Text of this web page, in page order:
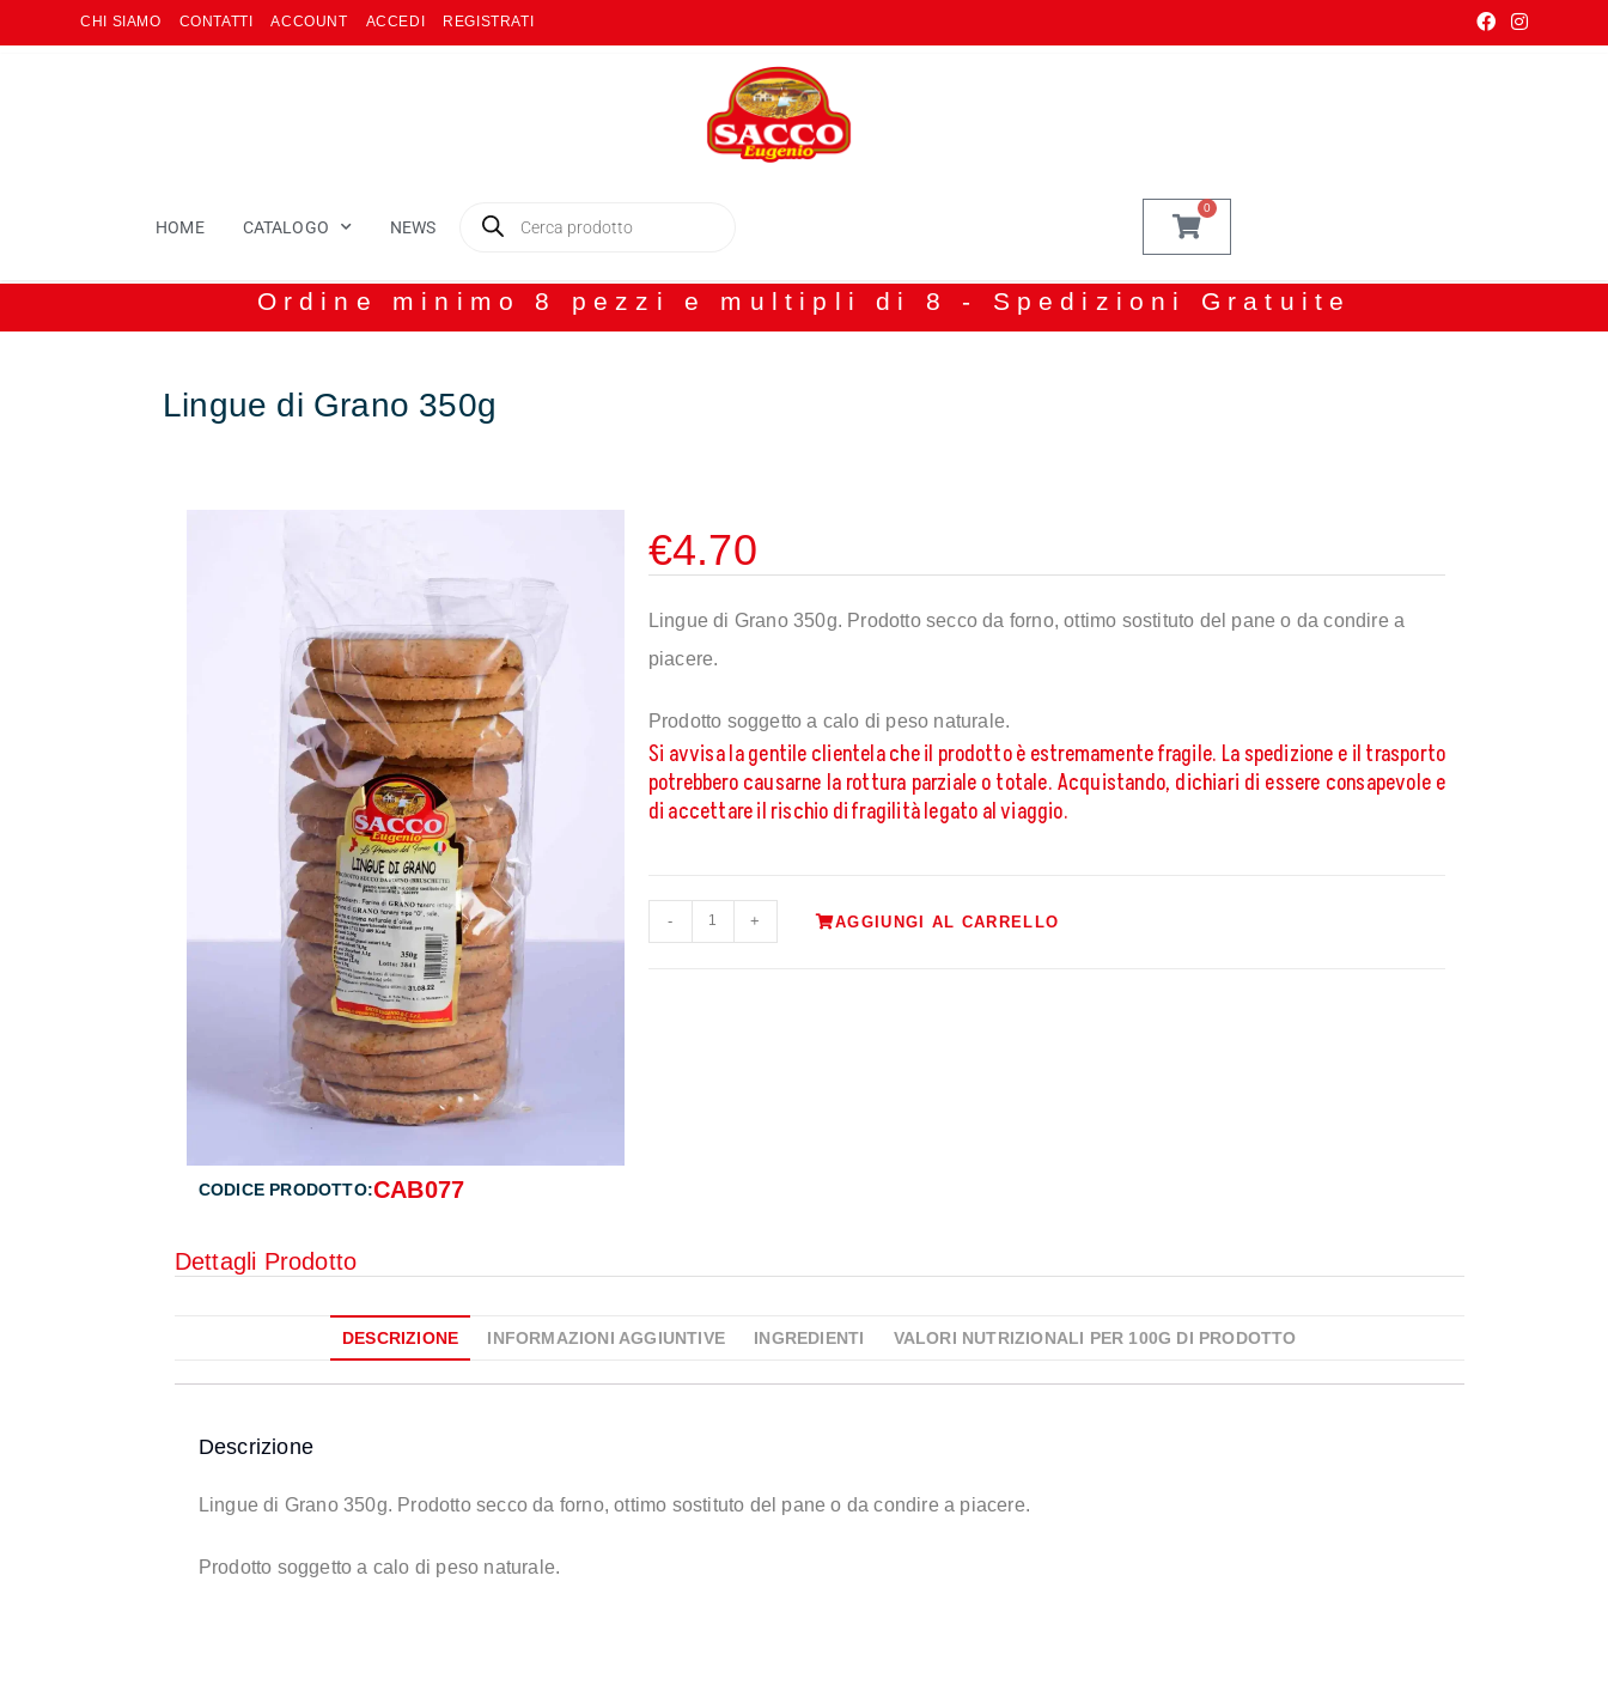
CHI SIAMO CONTATTI ACCOUNT ACCEDI REGISTRATI
HOME CATALOGO NEWS
0
Ordine minimo 8 pezzi e multipli di 8 - Spedizioni Gratuite
Lingue di Grano 350g
CODICE PRODOTTO:CAB077
€4.70
Lingue di Grano 350g. Prodotto secco da forno, ottimo sostituto del pane o da condire a
piacere.
Prodotto soggetto a calo di peso naturale.
Si avvisa la gentile clientela che il prodotto è estremamente fragile. La spedizione e il trasporto
potrebbero causarne la rottura parziale o totale. Acquistando, dichiari di essere consapevole e
di accettare il rischio di fragilità legato al viaggio.
- + AGGIUNGI AL CARRELLO
Dettagli Prodotto
DESCRIZIONE INFORMAZIONI AGGIUNTIVE INGREDIENTI VALORI NUTRIZIONALI PER 100G DI PRODOTTO
Descrizione
Lingue di Grano 350g. Prodotto secco da forno, ottimo sostituto del pane o da condire a piacere.
Prodotto soggetto a calo di peso naturale.